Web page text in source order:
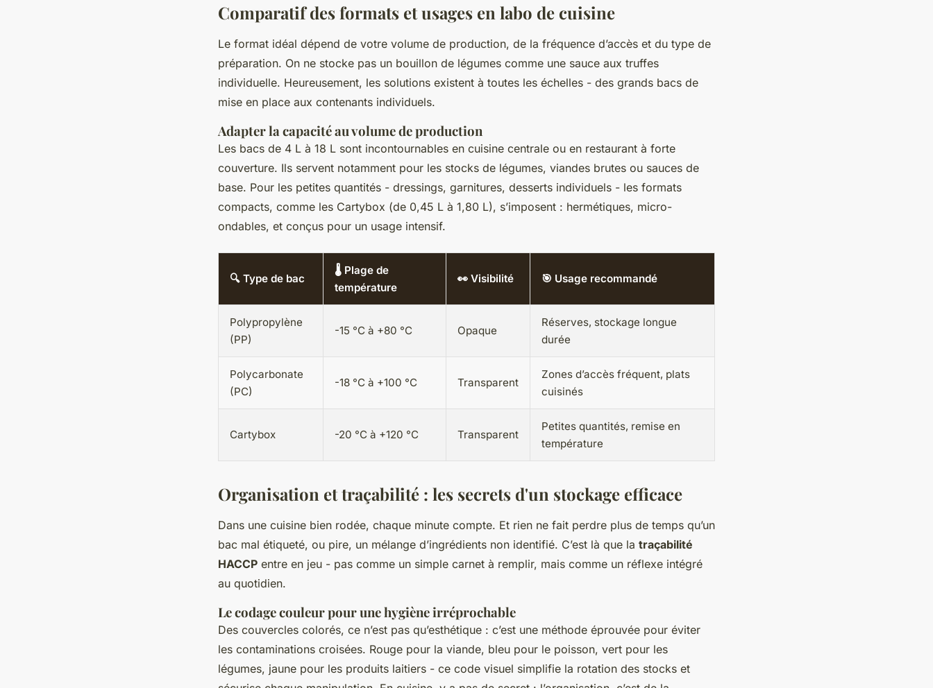
Comparatif des formats et usages en labo de cuisine
Le format idéal dépend de votre volume de production, de la fréquence d’accès et du type de
préparation. On ne stocke pas un bouillon de légumes comme une sauce aux truffes
individuelle. Heureusement, les solutions existent à toutes les échelles - des grands bacs de
mise en place aux contenants individuels.
Adapter la capacité au volume de production
Les bacs de 4 L à 18 L sont incontournables en cuisine centrale ou en restaurant à forte
couverture. Ils servent notamment pour les stocks de légumes, viandes brutes ou sauces de
base. Pour les petites quantités - dressings, garnitures, desserts individuels - les formats
compacts, comme les Cartybox (de 0,45 L à 1,80 L), s’imposent : hermétiques, micro-
ondables, et conçus pour un usage intensif.
🔍 Type de bac
🌡️ Plage de
température
👀 Visibilité 🎯 Usage recommandé
Polypropylène
(PP)
-15 °C à +80 °C Opaque
Réserves, stockage longue
durée
Polycarbonate
(PC)
-18 °C à +100 °C Transparent
Zones d’accès fréquent, plats
cuisinés
Cartybox -20 °C à +120 °C Transparent
Petites quantités, remise en
température
Organisation et traçabilité : les secrets d'un stockage efficace
Dans une cuisine bien rodée, chaque minute compte. Et rien ne fait perdre plus de temps qu’un
bac mal étiqueté, ou pire, un mélange d’ingrédients non identifié. C’est là que la traçabilité
HACCP entre en jeu - pas comme un simple carnet à remplir, mais comme un réflexe intégré
au quotidien.
Le codage couleur pour une hygiène irréprochable
Des couvercles colorés, ce n’est pas qu’esthétique : c’est une méthode éprouvée pour éviter
les contaminations croisées. Rouge pour la viande, bleu pour le poisson, vert pour les
légumes, jaune pour les produits laitiers - ce code visuel simplifie la rotation des stocks et